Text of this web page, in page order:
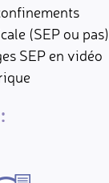
(SEP ou pas)
SEP en vidéo